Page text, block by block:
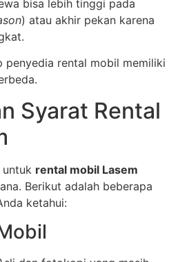
bisa lebih tinggi pada
) atau akhir pekan karena
penyedia rental mobil memiliki
Syarat Rental
rental mobil Lasem
Berikut adalah beberapa
ketahui: